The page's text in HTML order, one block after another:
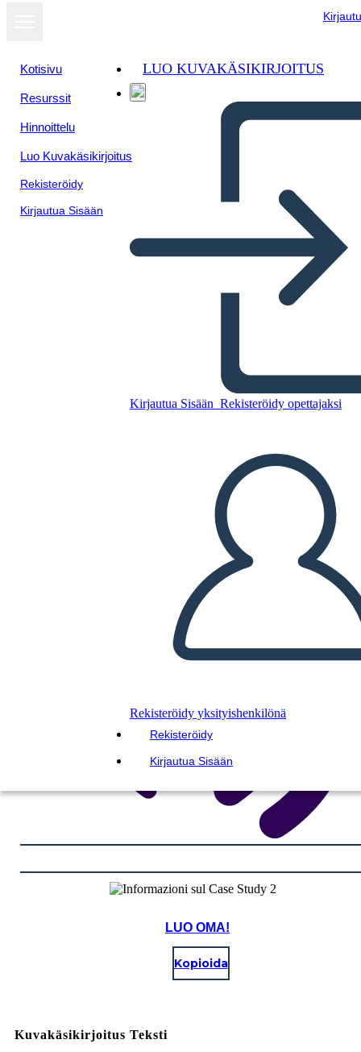
Kotisivu
Resurssit
Hinnoittelu
Luo Kuvakäsikirjoitus
Rekisteröidy
Kirjautua Sisään
LUO KUVAKÄSIKIRJOITUS
Kirjautua Sisään Rekisteröidy opettajaksi
Rekisteröidy yksityishenkilönä
Rekisteröidy
Kirjautua Sisään
TOISTA DIAESITYS
LUE MINULLE
LUO OMA!
Kopioida
Kuvakäsikirjoitus Teksti